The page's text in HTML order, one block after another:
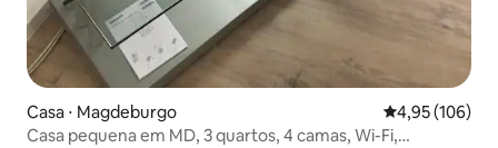
Casa ⋅ Magdeburgo 4,95 de uma
4,95 (106)
Casa pequena em MD, 3 quartos, 4 camas, Wi-Fi,